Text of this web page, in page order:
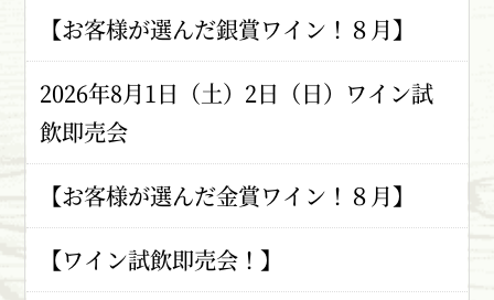
【お客様が選んだ銀賞ワイン！８月】
2026年8月1日（土）2日（日）ワイン試
飲即売会
【お客様が選んだ金賞ワイン！８月】
【ワイン試飲即売会！】